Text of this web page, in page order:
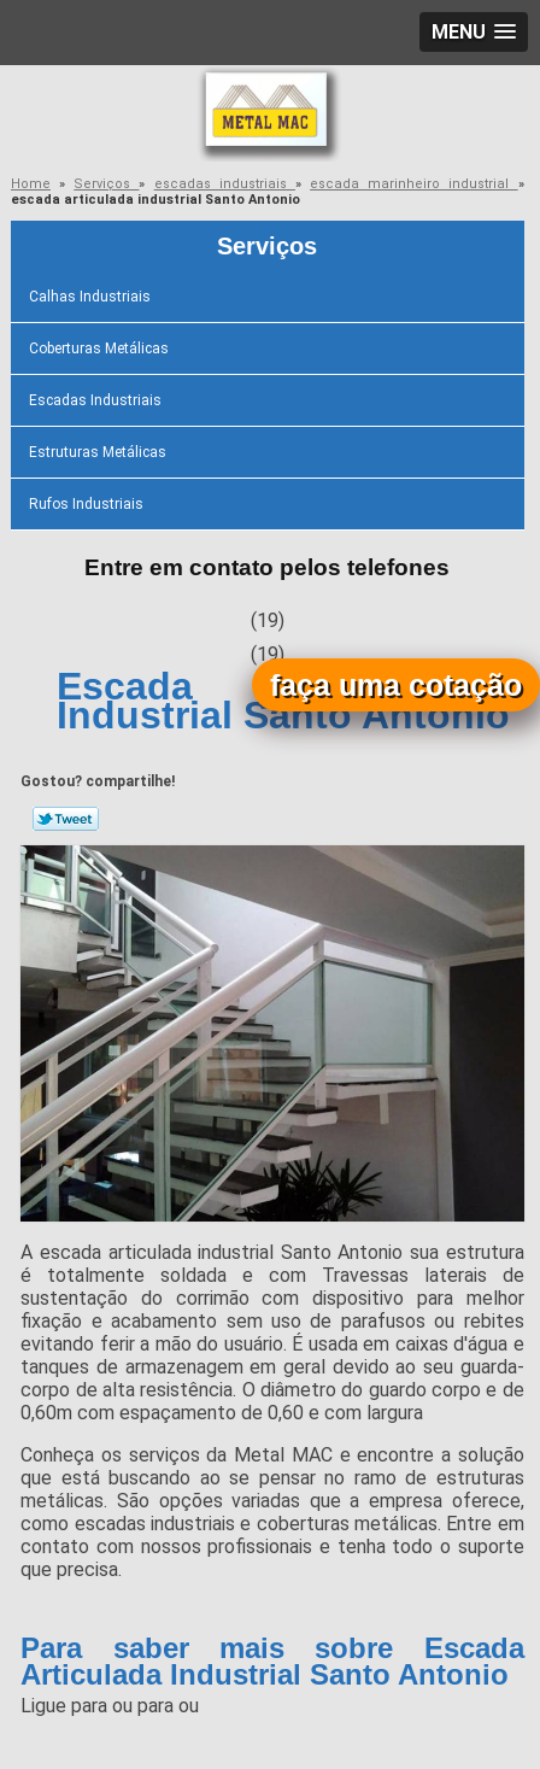
MENU
Home » Serviços» escadas industriais » escada marinheiro industrial »
escada articulada industrial Santo Antonio
Serviços
Calhas Industriais
Coberturas Metálicas
Escadas Industriais
Estruturas Metálicas
Rufos Industriais
Entre em contato pelos telefones
(19)
(19)
Escada Articulada
Industrial Santo Antonio
Gostou? compartilhe!
A escada articulada industrial Santo Antonio sua estrutura
é totalmente soldada e com Travessas laterais de
sustentação do corrimão com dispositivo para melhor
fixação e acabamento sem uso de parafusos ou rebites
evitando ferir a mão do usuário. É usada em caixas d'água e
tanques de armazenagem em geral devido ao seu guarda-
corpo de alta resistência. O diâmetro do guardo corpo e de
0,60m com espaçamento de 0,60 e com largura
Conheça os serviços da Metal MAC e encontre a solução
que está buscando ao se pensar no ramo de estruturas
metálicas. São opções variadas que a empresa oferece,
como escadas industriais e coberturas metálicas. Entre em
contato com nossos profissionais e tenha todo o suporte
que precisa.
Para saber mais sobre Escada
Articulada Industrial Santo Antonio
Ligue paraou paraou
faça uma cotação